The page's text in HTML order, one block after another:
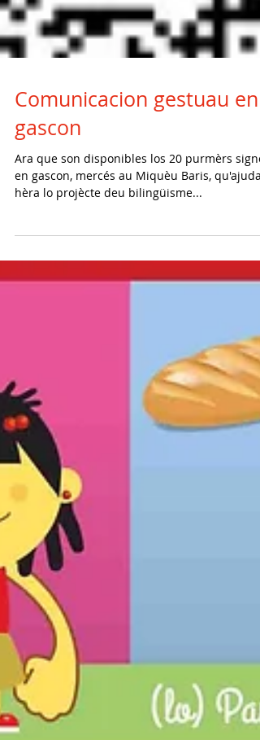
Comunicacion gestuau en
gascon
Ara que son disponibles los 20 purmèrs
en gascon, mercés au Miquèu Baris, qu'ajuda